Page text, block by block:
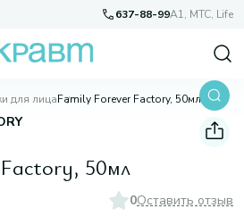
637-88-99A1, МТС, Life
для лицаFamily Forever Factory, 50мл
50мл
0Оставить отзыв